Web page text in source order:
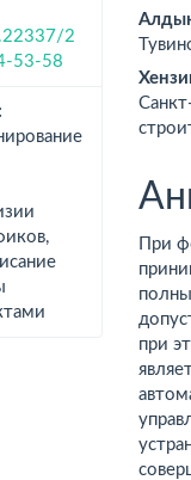
2
53-58
При
при